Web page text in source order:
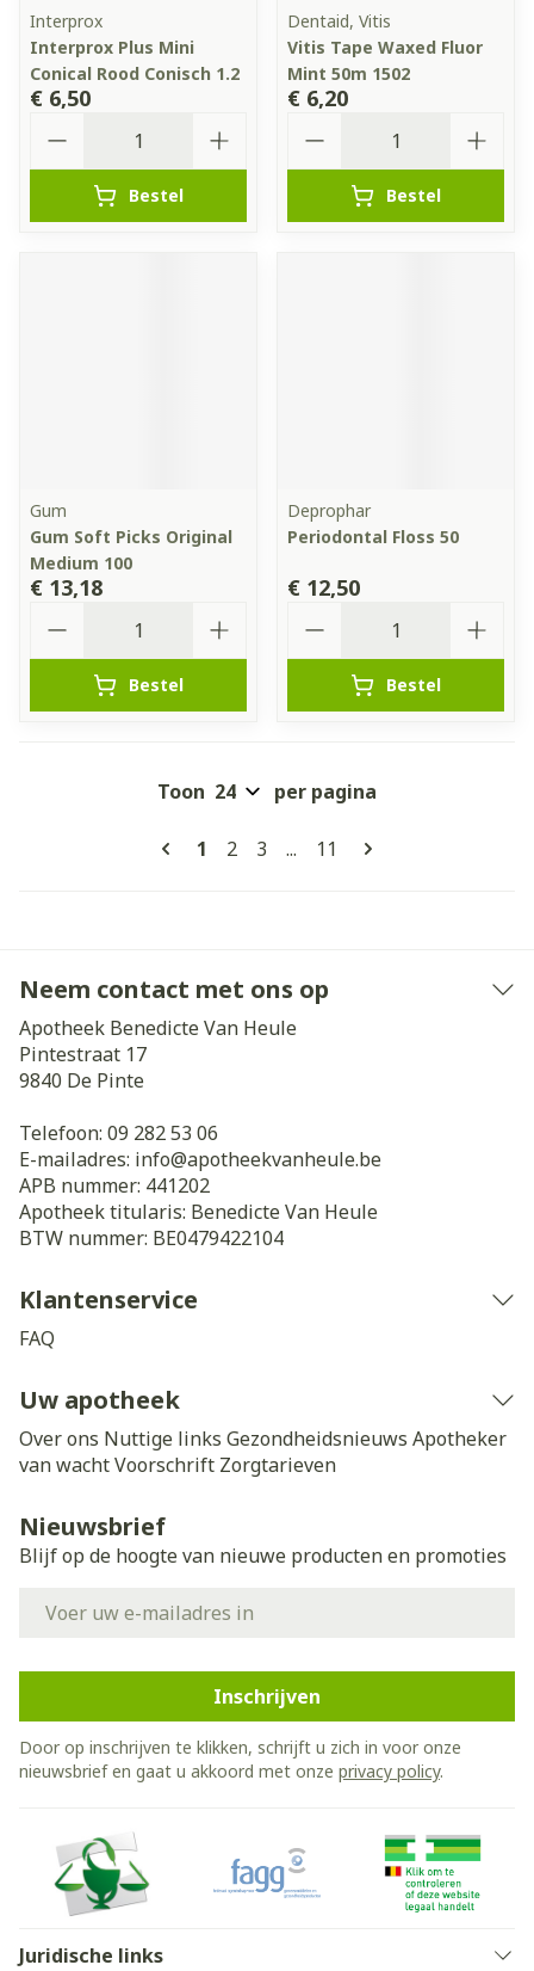
Interprox
Interprox Plus Mini
Conical Rood Conisch 1.2
€ 6,50
Bestel
Dentaid, Vitis
Vitis Tape Waxed Fluor
Mint 50m 1502
€ 6,20
Bestel
Gum
Gum Soft Picks Original
Medium 100
€ 13,18
Bestel
Deprophar
Periodontal Floss 50
€ 12,50
Bestel
Pagina's
U lees momenteel pagina
1 Pagina
2 Pagina
3 ... Pagina
11
Toon per pagina
Neem contact met ons op
Apotheek Benedicte Van Heule
Pintestraat 17
9840 De Pinte
Telefoon: 09 282 53 06
E-mailadres: info@apotheekvanheule.be
APB nummer: 441202
Apotheek titularis: Benedicte Van Heule
BTW nummer: BE0479422104
Klantenservice
FAQ
Uw apotheek
Over ons Nuttige links Gezondheidsnieuws Apotheker
van wachtVoorschrift Zorgtarieven
Nieuwsbrief
Blijf op de hoogte van nieuwe producten en promoties
Inschrijven
Door op inschrijven te klikken, schrijft u zich in voor onze
nieuwsbrief en gaat u akkoord met onze privacy policy.
Juridische links